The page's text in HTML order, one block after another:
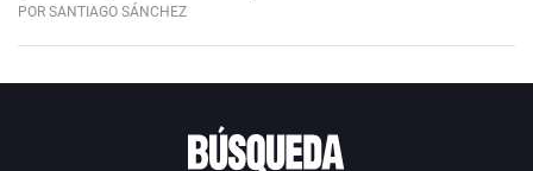
POR SANTIAGO SÁNCHEZ